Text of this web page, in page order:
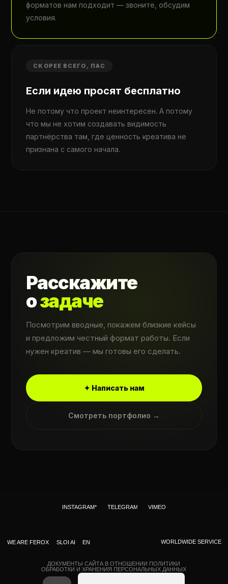
форматов нам подходит — звоните, обсудим
условия.
СКОРЕЕ ВСЕГО, ПАС
Если идею просят бесплатно
Не потому что проект неинтересен. А потому
что мы не хотим создавать видимость
партнёрства там, где ценность креатива не
признана с самого начала.
Расскажите
озадаче
Посмотрим вводные, покажем близкие кейсы
и предложим честный формат работы. Если
нужен креатив — мы готовы его сделать.
✦ Написать нам
Смотреть портфолио →